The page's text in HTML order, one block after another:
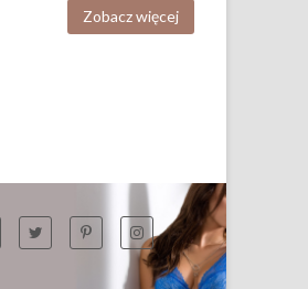
Zobacz więcej